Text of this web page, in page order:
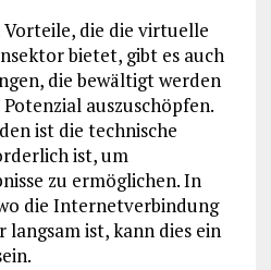
die die virtuelle
bietet, gibt es auch
die bewältigt werden
auszuschöpfen.
ist die technische
ist, um
zu ermöglichen. In
die Internetverbindung
ist, kann dies ein